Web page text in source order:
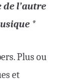
de l’autre
*
Plus ou
et